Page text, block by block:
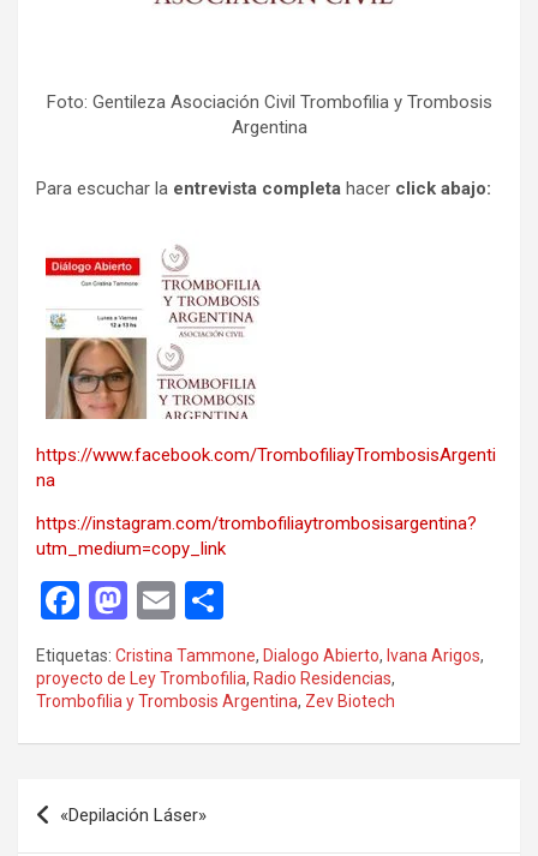
Foto: Gentileza Asociación Civil Trombofilia y Trombosis
Argentina
Para escuchar la entrevista completa hacer click abajo:
https://www.facebook.com/TrombofiliayTrombosisArgenti
na
https://instagram.com/trombofiliaytrombosisargentina?
utm_medium=copy_link
F
a
ce
b
o
k
M
a
st
o
d
n
E
m
ail m
p
ar
Etiquetas: Cristina Tammone, Dialogo Abierto, Ivana Arigos,
proyecto de Ley Trombofilia, Radio Residencias,
Trombofilia y Trombosis Argentina, Zev Biotech
Navegación
de
«Depilación Láser»